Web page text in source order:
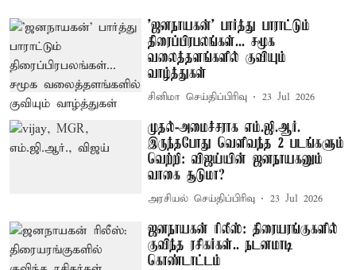
'ஜனநாயகன்' பார்த்து பாராட்டும்
திரைப்பிரபலங்கள்... சமூக
வலைத்தளங்களில் குவியும்
வாழ்த்துகள்
சினிமா செய்திப்பிரிவு 23 Jul 2026
முதல்-அமைச்சராக எம்.ஜி.ஆர்.
இருந்தபோது வெளிவந்த 2 படங்களும்
வெற்றி: விஜய்யின் ஜனநாயகனும்
வாகை சூடுமா?
அரசியல் செய்திப்பிரிவு 23 Jul 2026
ஜனநாயகன் ரிலீஸ்: திரையரங்குகளில்
குவிந்த ரசிகர்கள்.. நடனமாடி
கொண்டாட்டம்